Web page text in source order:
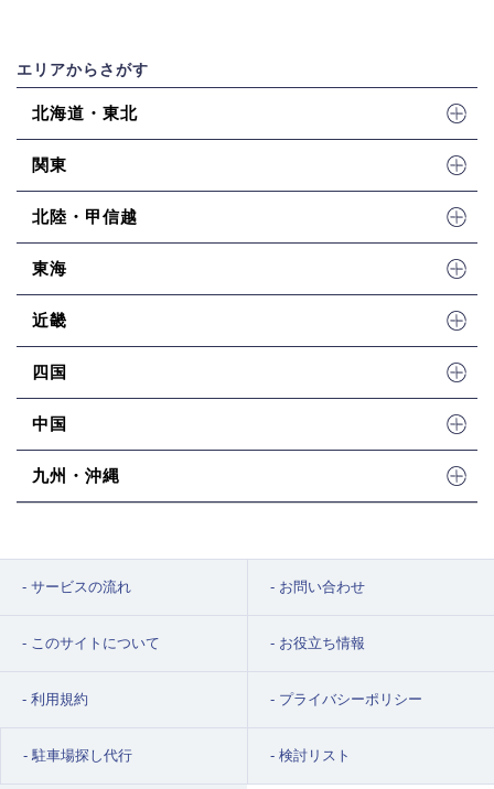
月極駐車場のニーズ・利用者の傾向：
めます。こだわりを持ったライフスタイルを送る住民が多く、趣
味の道具を積むための大きめの車や、デザイン性の高い輸入車な
どの駐車ニーズも見られます。公共交通機関が便利なため、車の
利用は週末が中心という世帯も多いです。
屋外平面駐車場が中心ですが、駅周辺のマンションには機械式駐
普通車の機械式：21,000円～35,000円
普通車の平面式：20,000円～38,000円
賢い選び方・注意ポイント：
駅周辺や商店街付近は道が狭く、一
場を選ぶ際は、賃料だけでなく、前面道路の広さや駐車のしやす
さを十分に確認することが大切です。
エリアからさがす
北海道・東北
関東
北陸・甲信越
東海
近畿
四国
中国
九州・沖縄
サービスの流れ お問い合わせ
このサイトについて お役立ち情報
利用規約 プライバシーポリシー
駐車場探し代行 検討リスト